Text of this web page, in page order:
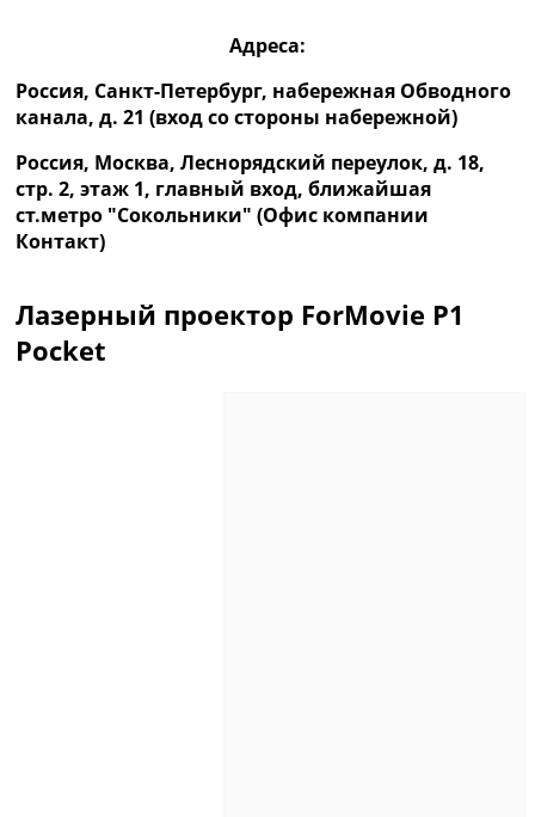
Адреса:
Россия, Санкт-Петербург, набережная Обводного
канала, д. 21 (вход со стороны набережной)
Россия, Москва, Леснорядский переулок, д. 18,
стр. 2, этаж 1, главный вход, ближайшая
ст.метро "Сокольники" (Офис компании
Контакт)
Лазерный проектор ForMovie P1
Pocket